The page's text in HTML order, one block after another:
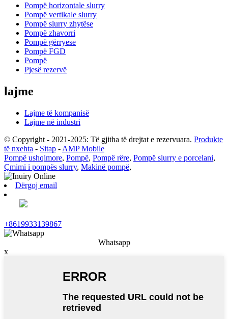
Pompë horizontale slurry
Pompë vertikale slurry
Pompë slurry zhytëse
Pompë zhavorri
Pompë gërryese
Pompë FGD
Pompë
Pjesë rezervë
lajme
Lajme të kompanisë
Lajme në industri
© Copyright - 2021-2025: Të gjitha të drejtat e rezervuara. Produkte
të nxehta - Sitap - AMP Mobile
Pompë ushqimore, Pompë, Pompë rëre, Pompë slurry e porcelani,
Çmimi i pompës slurry, Makinë pompë,
Dërgoj email
+8619933139867
Whatsapp
x